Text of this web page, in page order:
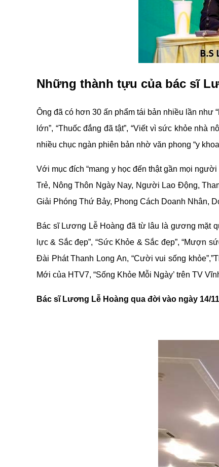
Những thành tựu của bác sĩ
Ông đã có hơn 30 ấn phẩm tái bản nhiều lần như
lớn”, “Thuốc đắng đã tật”, “Viết vì sức khỏe nhà
nhiều chục ngàn phiên bản nhờ văn phong “y
Với mục đích “mang y học đến thật gần mọi
Trẻ, Nông Thôn Ngày Nay, Người Lao Động,
Giải Phóng Thứ Bảy, Phong Cách Doanh Nhân,
Bác sĩ Lương Lễ Hoàng đã từ lâu là gương mặt
lực & Sắc đẹp”, “Sức Khỏe & Sắc đẹp”, “Mượn
Đài Phát Thanh Long An, “Cười vui sống
Mới của HTV7, “Sống Khỏe Mỗi Ngày’ trên TV
Bác sĩ Lương Lễ Hoàng qua đời vào ngày 14/